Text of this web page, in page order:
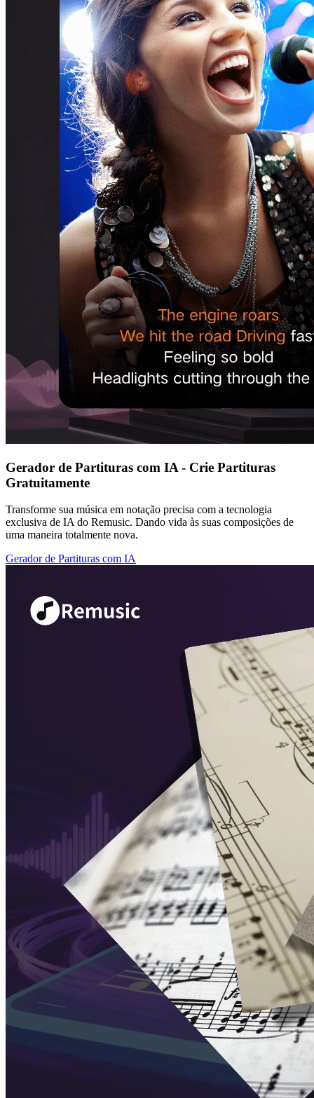
Gerador de Partituras com IA - Crie Partituras
Gratuitamente
Transforme sua música em notação precisa com a tecnologia
exclusiva de IA do Remusic. Dando vida às suas composições de
uma maneira totalmente nova.
Gerador de Partituras com IA